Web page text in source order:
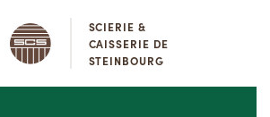
SCIERIE &
CAISSERIE DE
STEINBOURG